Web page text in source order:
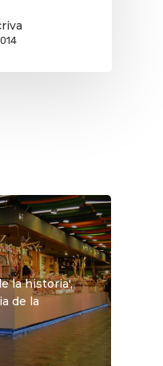
la historia',
de la